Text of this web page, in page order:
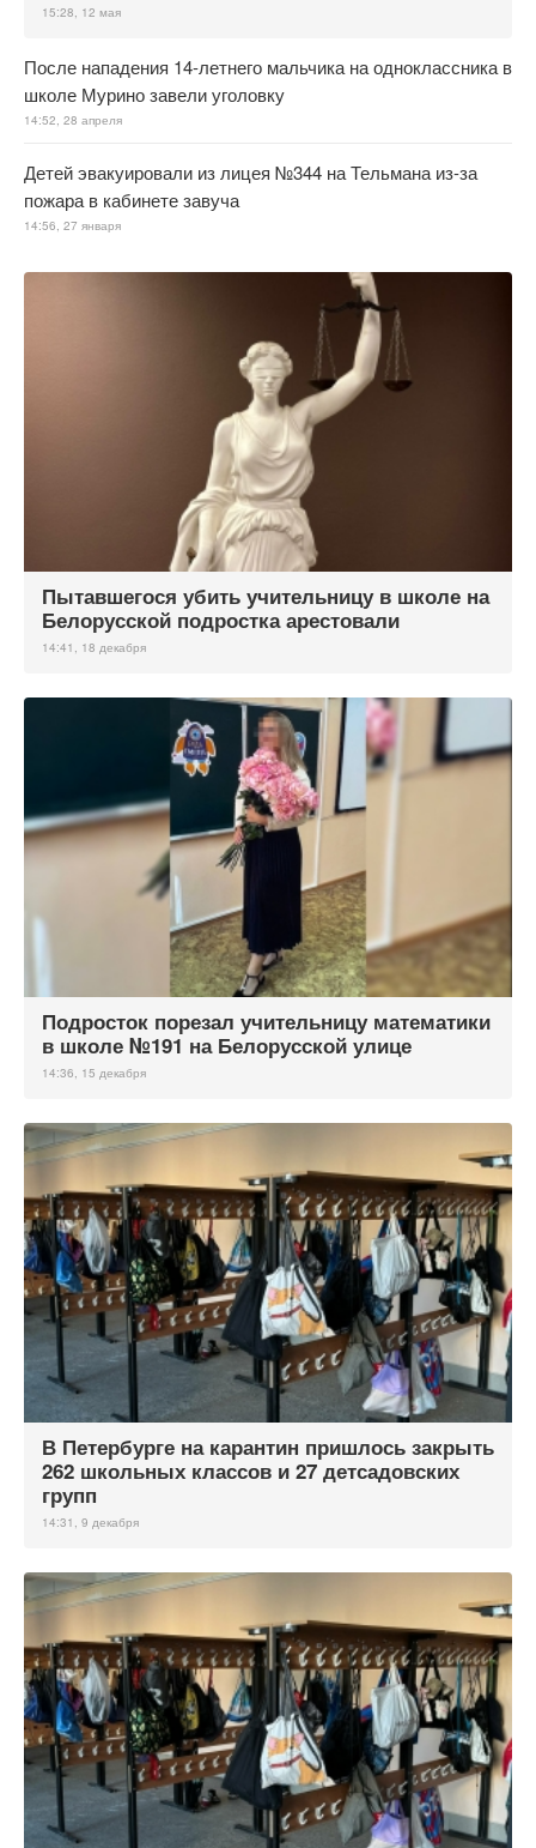
15:28, 12 мая
После нападения 14-летнего мальчика на одноклассника в
школе Мурино завели уголовку
14:52, 28 апреля
Детей эвакуировали из лицея №344 на Тельмана из-за
пожара в кабинете завуча
14:56, 27 января
Пытавшегося убить учительницу в школе на
Белорусской подростка арестовали
14:41, 18 декабря
Подросток порезал учительницу математики
в школе №191 на Белорусской улице
14:36, 15 декабря
В Петербурге на карантин пришлось закрыть
262 школьных классов и 27 детсадовских
групп
14:31, 9 декабря